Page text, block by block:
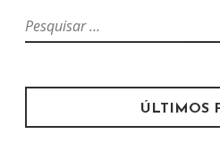
P
e
q
i
ÚLTIMOS